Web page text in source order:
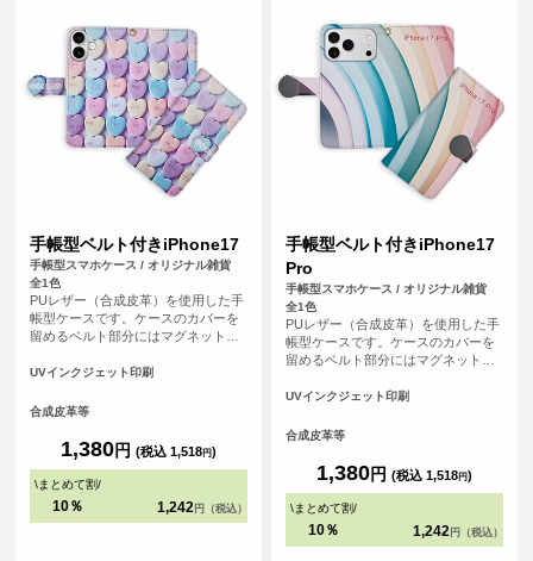
手帳型ベルト付きiPhone17
手帳型スマホケース / オリジナル雑貨
全1色
PUレザー（合成皮革）を使用した手
帳型ケースです。ケースのカバーを
留めるベルト部分にはマグネット使
た。内側にはSuicaやPASMOなどの
ード用スリットがございます。
UVインクジェット印刷
合成皮革等
1,380円 (税込 1,518円)
\まとめて割/
10％ 1,242 円（税込）
手帳型ベルト付きiPhone17
Pro
手帳型スマホケース / オリジナル雑貨
全1色
PUレザー（合成皮革）を使用した手
帳型ケースです。ケースのカバーを
留めるベルト部分にはマグネット使
た。内側にはSuicaやPASMOなどの
ード用スリットがございます。
UVインクジェット印刷
合成皮革等
1,380円 (税込 1,518円)
\まとめて割/
10％ 1,242 円（税込）